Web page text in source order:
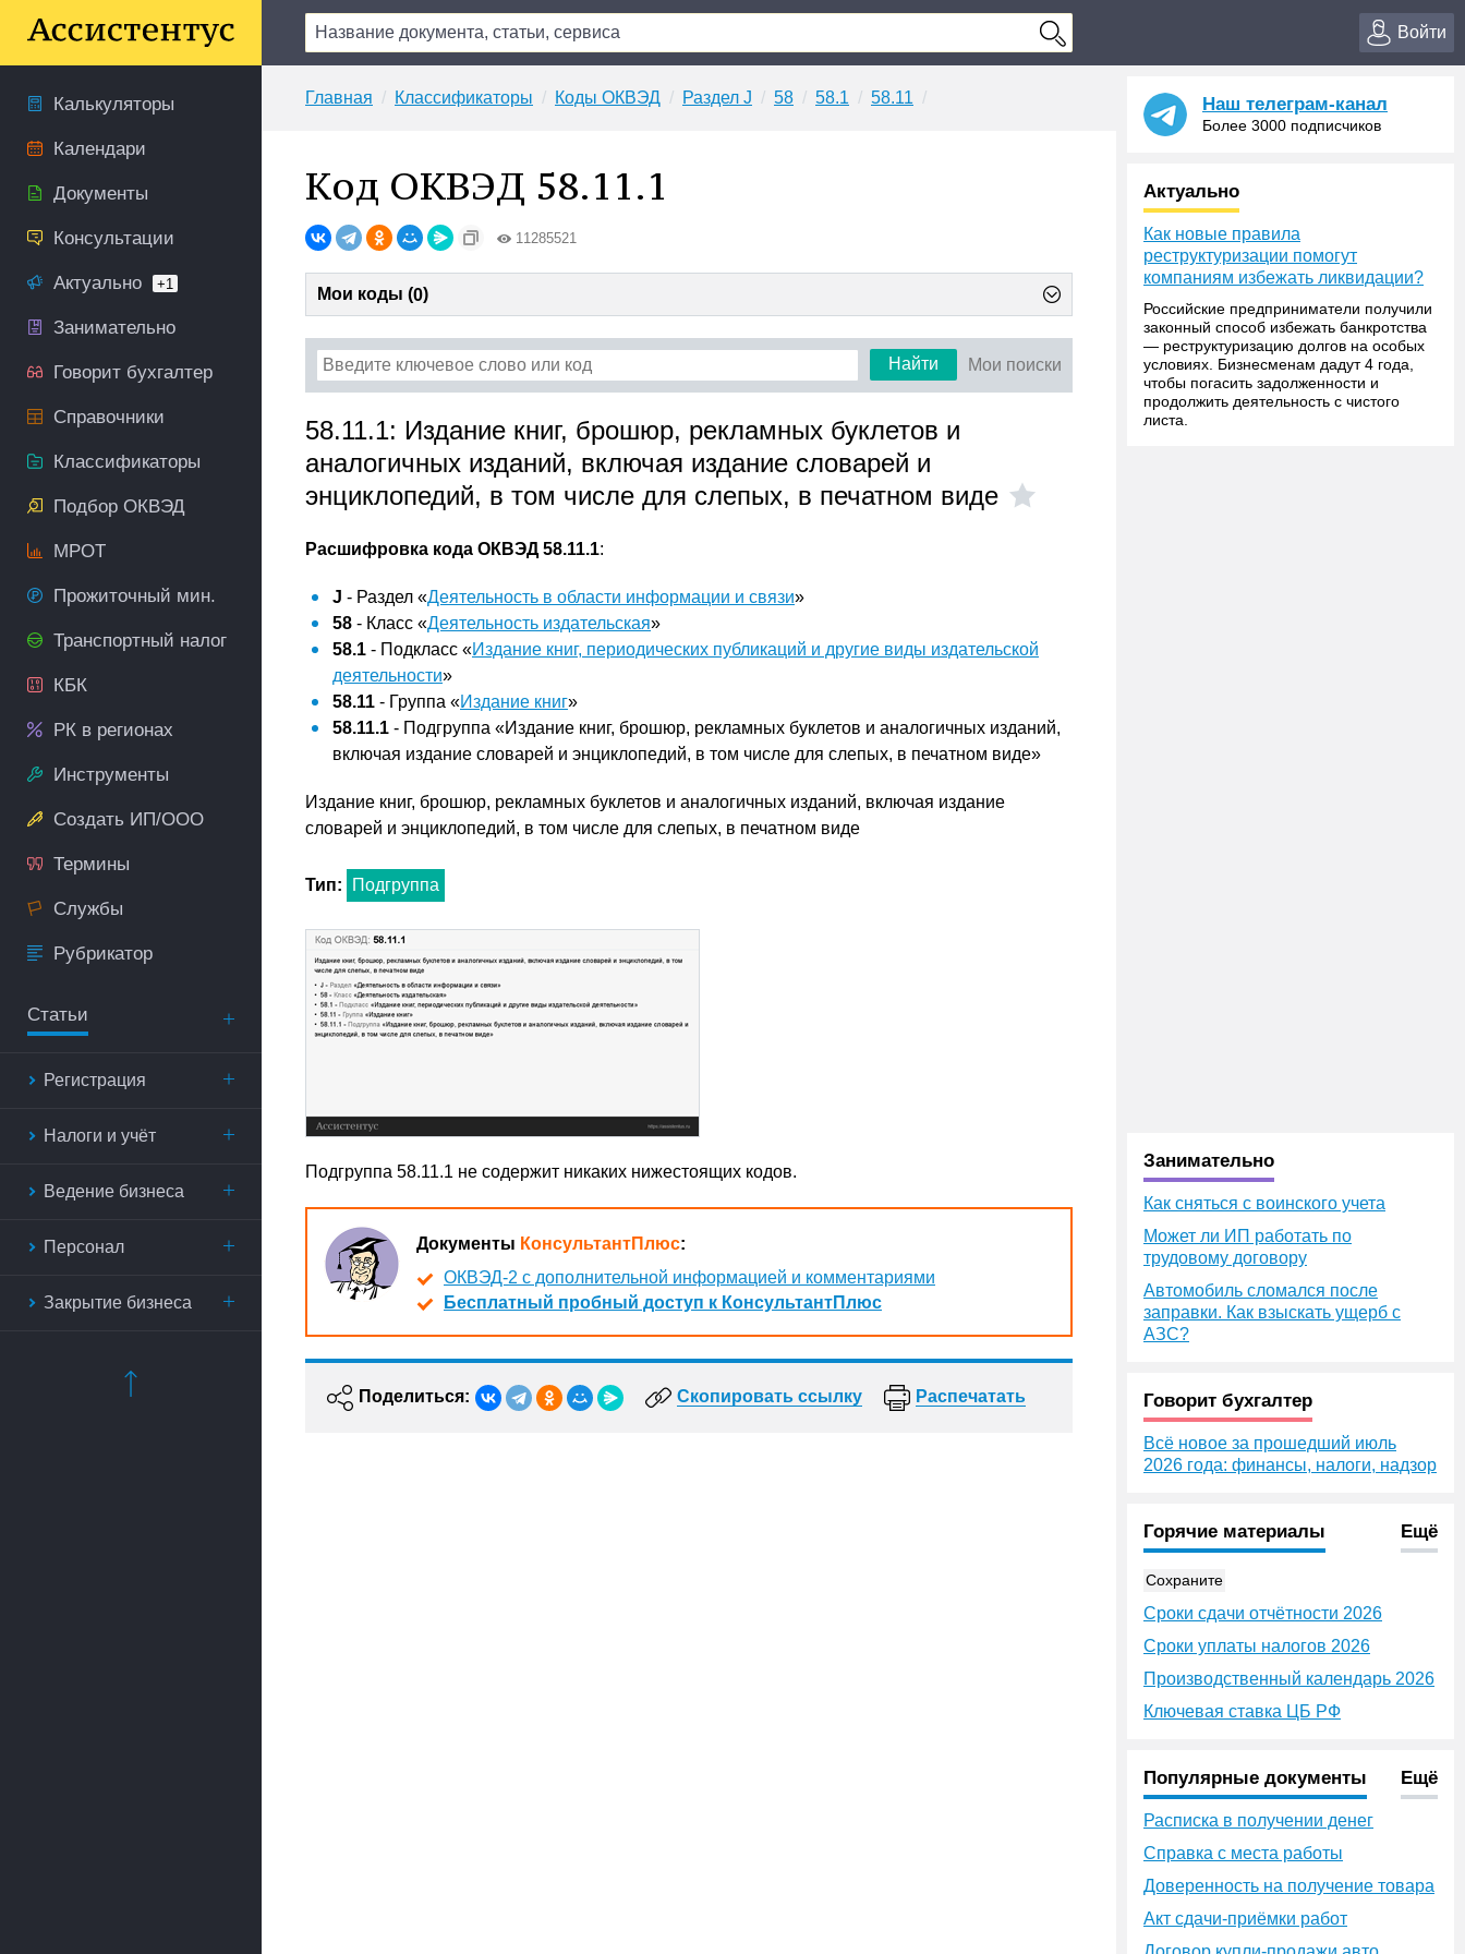
Войти
Калькуляторы
Календари
Документы
Консультации
Актуально +1
Занимательно
Говорит бухгалтер
Справочники
Классификаторы
Подбор ОКВЭД
МРОТ
Прожиточный мин.
Транспортный налог
КБК
РК в регионах
Инструменты
Создать ИП/ООО
Термины
Службы
Рубрикатор
Статьи
Регистрация
Налоги и учёт
Ведение бизнеса
Персонал
Закрытие бизнеса
Главная Классификаторы Коды ОКВЭД Раздел J 58 58.1 58.11
Код ОКВЭД 58.11.1
11285521
Мои коды (0)
Найти Мои поиски
58.11.1: Издание книг, брошюр, рекламных буклетов и
аналогичных изданий, включая издание словарей и
энциклопедий, в том числе для слепых, в печатном виде
Расшифровка кода ОКВЭД 58.11.1:
J - Раздел «Деятельность в области информации и связи»
58 - Класс «Деятельность издательская»
58.1 - Подкласс «Издание книг, периодических публикаций и другие виды издательской
деятельности»
58.11 - Группа «Издание книг»
58.11.1 - Подгруппа «Издание книг, брошюр, рекламных буклетов и аналогичных изданий,
включая издание словарей и энциклопедий, в том числе для слепых, в печатном виде»
Издание книг, брошюр, рекламных буклетов и аналогичных изданий, включая издание
словарей и энциклопедий, в том числе для слепых, в печатном виде
Тип: Подгруппа
Подгруппа 58.11.1 не содержит никаких нижестоящих кодов.
Документы КонсультантПлюс:
ОКВЭД-2 с дополнительной информацией и комментариями
Бесплатный пробный доступ к КонсультантПлюс
Поделиться: Скопировать ссылку Распечатать
Наш телеграм-канал
Более 3000 подписчиков
Актуально
Как новые правила
реструктуризации помогут
компаниям избежать ликвидации?
Российские предприниматели получили
законный способ избежать банкротства
— реструктуризацию долгов на особых
условиях. Бизнесменам дадут 4 года,
чтобы погасить задолженности и
продолжить деятельность с чистого
листа.
Занимательно
Как сняться с воинского учета
Может ли ИП работать по
трудовому договору
Автомобиль сломался после
заправки. Как взыскать ущерб с
АЗС?
Говорит бухгалтер
Всё новое за прошедший июль
2026 года: финансы, налоги, надзор
Горячие материалы Ещё
Сохраните
Сроки сдачи отчётности 2026
Сроки уплаты налогов 2026
Производственный календарь 2026
Ключевая ставка ЦБ РФ
Популярные документы Ещё
Расписка в получении денег
Справка с места работы
Доверенность на получение товара
Акт сдачи-приёмки работ